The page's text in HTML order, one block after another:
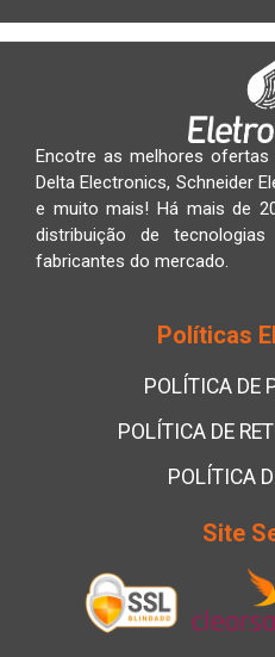
Encotre as melhores
Delta Electronics, Schneider
e muito mais! Há mais de
distribuição de
fabricantes do mercado.
Políticas
POLÍTICA DE
POLÍTICA DE
POLÍTICA
Site